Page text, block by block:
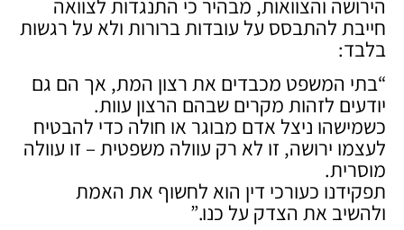
הירושה והצוואות, מבהיר כי התנגדות לצוואה
חייבת להתבסס על עובדות ברורות ולא על רגשות
בלבד:
“בתי המשפט מכבדים את רצון המת, אך הם גם
יודעים לזהות מקרים שבהם הרצון עוות.
כשמישהו ניצל אדם מבוגר או חולה כדי להבטיח
לעצמו ירושה, זו לא רק עוולה משפטית – זו עוולה
מוסרית.
תפקידנו כעורכי דין הוא לחשוף את האמת
ולהשיב את הצדק על כנו.”